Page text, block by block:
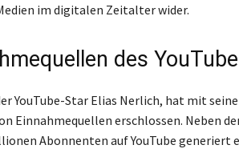
im digitalen Zeitalter wider.
des
YouTube-Star Elias Nerlich, hat mit
Einnahmequellen erschlossen. Neben
Abonnenten auf YouTube generiert